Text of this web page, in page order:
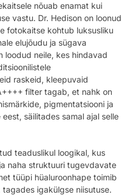
nõuab enamat kui
vastu. Dr. Hedison on loonud
fotokaitse kohtub luksusliku
elujõudu ja sügava
loodud neile, kes hindavad
raskeid, kleepuvaid
filter tagab, et nahk on
pigmentatsiooni ja
säilitades samal ajal selle
teaduslikul loogikal, kus
naha struktuuri tugevdavate
tüüpi hüaluroonhape toimib
igakülgse niisutuse.